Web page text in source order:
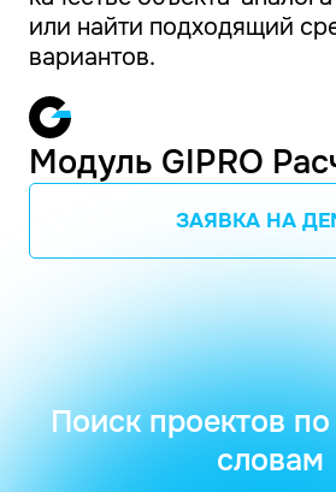
или найти подходящий
вариантов.
Модуль GIPRO
ЗАЯВКА НА
Поиск проектов
словам